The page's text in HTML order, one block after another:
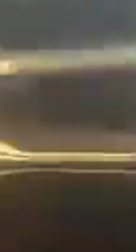
eletricidade com